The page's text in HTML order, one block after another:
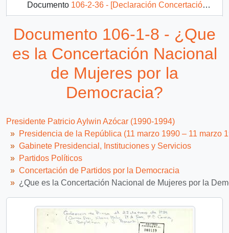
Documento 106-2-36 - [Declaración Concertación Nacional de Mujeres por la Democracia]
14 más...
Documento 106-1-8 - ¿Que
es la Concertación Nacional
de Mujeres por la
Democracia?
Presidente Patricio Aylwin Azócar (1990-1994)
Presidencia de la República (11 marzo 1990 – 11 marzo
Gabinete Presidencial, Instituciones y Servicios
Partidos Políticos
Concertación de Partidos por la Democracia
¿Que es la Concertación Nacional de Mujeres por la